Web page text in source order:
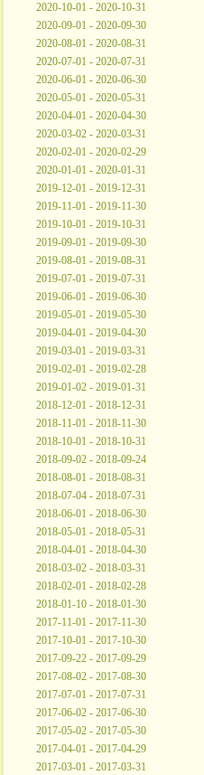
2020-10-01 - 2020-10-31
2020-09-01 - 2020-09-30
2020-08-01 - 2020-08-31
2020-07-01 - 2020-07-31
2020-06-01 - 2020-06-30
2020-05-01 - 2020-05-31
2020-04-01 - 2020-04-30
2020-03-02 - 2020-03-31
2020-02-01 - 2020-02-29
2020-01-01 - 2020-01-31
2019-12-01 - 2019-12-31
2019-11-01 - 2019-11-30
2019-10-01 - 2019-10-31
2019-09-01 - 2019-09-30
2019-08-01 - 2019-08-31
2019-07-01 - 2019-07-31
2019-06-01 - 2019-06-30
2019-05-01 - 2019-05-30
2019-04-01 - 2019-04-30
2019-03-01 - 2019-03-31
2019-02-01 - 2019-02-28
2019-01-02 - 2019-01-31
2018-12-01 - 2018-12-31
2018-11-01 - 2018-11-30
2018-10-01 - 2018-10-31
2018-09-02 - 2018-09-24
2018-08-01 - 2018-08-31
2018-07-04 - 2018-07-31
2018-06-01 - 2018-06-30
2018-05-01 - 2018-05-31
2018-04-01 - 2018-04-30
2018-03-02 - 2018-03-31
2018-02-01 - 2018-02-28
2018-01-10 - 2018-01-30
2017-11-01 - 2017-11-30
2017-10-01 - 2017-10-30
2017-09-22 - 2017-09-29
2017-08-02 - 2017-08-30
2017-07-01 - 2017-07-31
2017-06-02 - 2017-06-30
2017-05-02 - 2017-05-30
2017-04-01 - 2017-04-29
2017-03-01 - 2017-03-31